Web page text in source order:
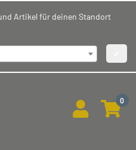
Artikel für deinen Standort
0